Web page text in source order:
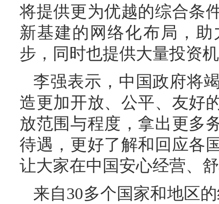
将提供更为优越的综合条
新基建的网络化布局，
步，同时也提供大量投资
李强表示，中国政府将
造更加开放、公平、友好
放范围与程度，拿出更多
待遇，更好了解和回应各
让大家在中国安心经营、
来自30多个国家和地区